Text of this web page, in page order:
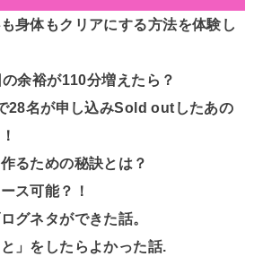
身体もクリアにする方法を体験し
余裕が110分増えたら？
28名が申し込みSold outしたあの
るための秘訣とは？
ス可能？！
グネタができた話。
」をしたらよかった話.